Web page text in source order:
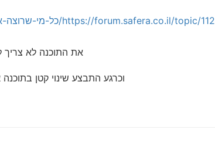
https://forum.safera.co.il/topic/112/כל-מי-שרוצה-את-תוכנת-היברו-בוקס-ורב-קו-אז-בבקשה/6
את התוכנה לא צריך
וכרגע התבצע שינוי קטן